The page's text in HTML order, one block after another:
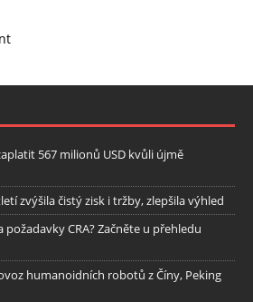
567 milionů USD kvůli újmě
zvýšila čistý zisk i tržby, zlepšila výhled
požadavky CRA? Začněte u přehledu
humanoidních robotů z Číny, Peking